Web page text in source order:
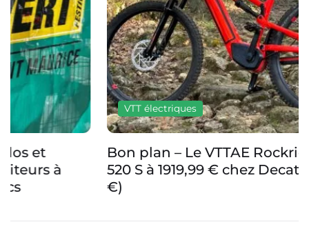
VTT électriques
Bon plan – Le VTTAE Rockrider E-EXPL
520 S à 1919,99 € chez Decathlon (-1080
€)